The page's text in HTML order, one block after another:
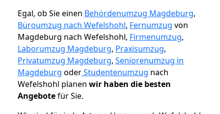
Egal, ob Sie einen Behördenumzug Magdeburg,
Büroumzug nach Wefelshohl, Fernumzug von
Magdeburg nach Wefelshohl, Firmenumzug,
Laborumzug Magdeburg, Praxisumzug,
Privatumzug Magdeburg, Seniorenumzug in
Magdeburg oderStudentenumzug nach
Wefelshohl planen wir haben die besten
Angebotefür Sie.